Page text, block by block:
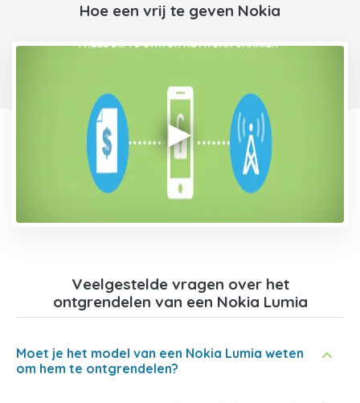
Hoe een vrij te geven Nokia
Veelgestelde vragen over het
ontgrendelen van een Nokia Lumia
Moet je het model van een Nokia Lumia weten
om hem te ontgrendelen?